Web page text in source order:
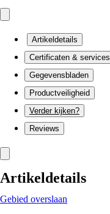
Artikeldetails
Certificaten & services
Gegevensbladen
Productveiligheid
Verder kijken?
Reviews
Artikeldetails
Gebied overslaan